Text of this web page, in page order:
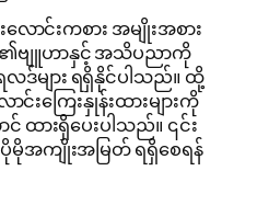
လောင်းကစား အမျိုးအစား
င်၏ဗျူဟာနှင့် အသိပညာကို
ဒ်များ ရရှိနိုင်ပါသည်။ ထို့
င်းကြေးနှုန်းထားများကို
ထားရှိပေးပါသည်။ ၎င်း
အကျိုးအမြတ် ရရှိစေရန်